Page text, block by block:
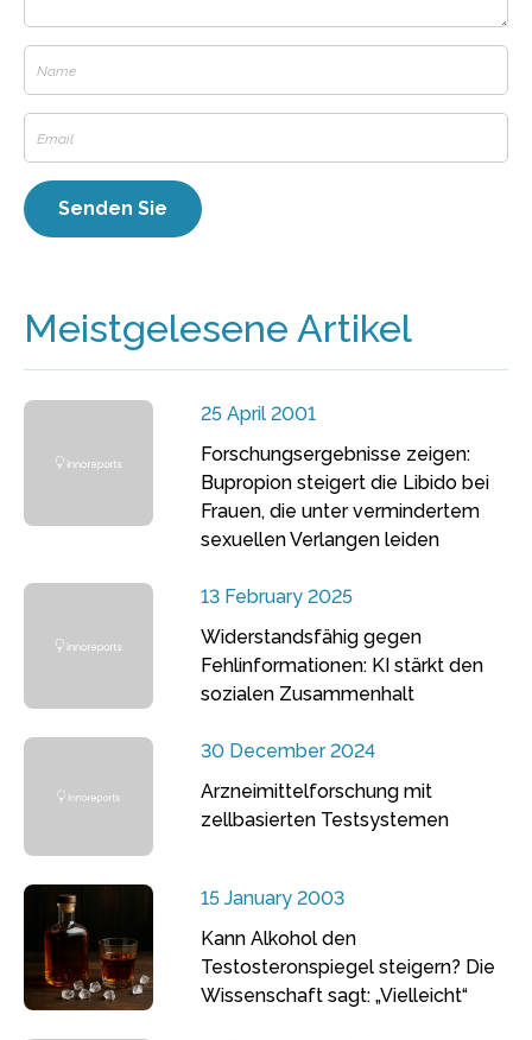
Meistgelesene Artikel
25 April 2001
Forschungsergebnisse zeigen:
Bupropion steigert die Libido bei
Frauen, die unter vermindertem
sexuellen Verlangen leiden
13 February 2025
Widerstandsfähig gegen
Fehlinformationen: KI stärkt den
sozialen Zusammenhalt
30 December 2024
Arzneimittelforschung mit
zellbasierten Testsystemen
15 January 2003
Kann Alkohol den
Testosteronspiegel steigern? Die
Wissenschaft sagt: „Vielleicht“